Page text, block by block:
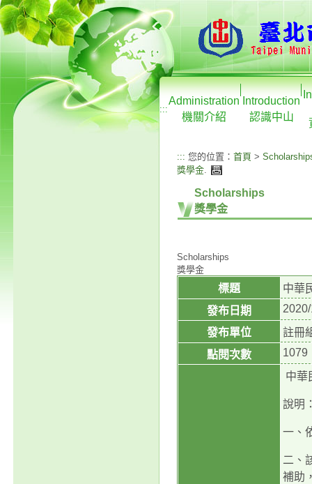
:::
Administration
機關介紹
Introduction
認識中山
::: 您的位置： 首頁 >
獎學金.
Scholarships
獎學金
Scholarships
獎學金
標題
中華
發布日期
發布單位
註冊
點閱次數
1079
中華
說明
一、
二、
補助